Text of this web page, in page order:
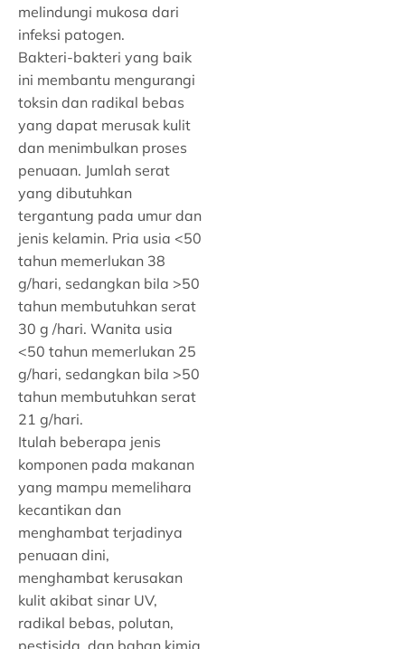
melindungi mukosa dari
infeksi patogen.
Bakteri-bakteri yang baik
ini membantu mengurangi
toksin dan radikal bebas
yang dapat merusak kulit
dan menimbulkan proses
penuaan. Jumlah serat
yang dibutuhkan
tergantung pada umur dan
jenis kelamin. Pria usia <50
tahun memerlukan 38
g/hari, sedangkan bila >50
tahun membutuhkan serat
30 g /hari. Wanita usia
<50 tahun memerlukan 25
g/hari, sedangkan bila >50
tahun membutuhkan serat
21 g/hari.
Itulah beberapa jenis
komponen pada makanan
yang mampu memelihara
kecantikan dan
menghambat terjadinya
penuaan dini,
menghambat kerusakan
kulit akibat sinar UV,
radikal bebas, polutan,